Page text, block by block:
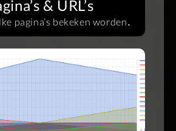
& URL’s
pagina’s bekeken worden.